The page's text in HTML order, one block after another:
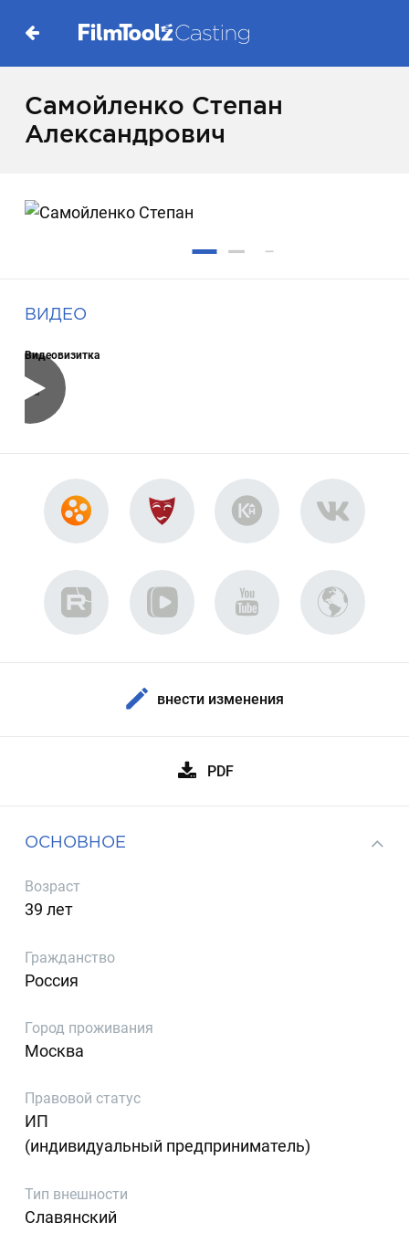
Самойленко Степан
Александрович
ВИДЕО
Видеовизитка
внести изменения
PDF
ОСНОВНОЕ
Возраст
39 лет
Гражданство
Россия
Город проживания
Москва
Правовой статус
ИП
(индивидуальный предприниматель)
Тип внешности
Славянский